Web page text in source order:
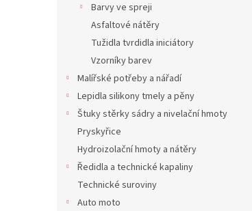
Barvy ve spreji
Asfaltové nátěry
Tužidla tvrdidla iniciátory
Vzorníky barev
Malířské potřeby a nářadí
Lepidla silikony tmely a pěny
Štuky stěrky sádry a nivelační hmoty
Pryskyřice
Hydroizolační hmoty a nátěry
Ředidla a technické kapaliny
Technické suroviny
Auto moto